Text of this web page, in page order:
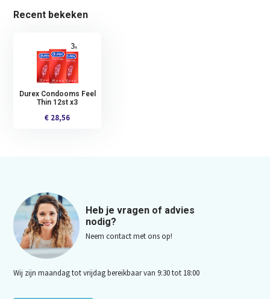
Recent bekeken
Durex Condooms Feel
Thin 12st x3
€ 28,56
Heb je vragen of advies
nodig?
Neem contact met ons op!
Wij zijn maandag tot vrijdag bereikbaar van 9:30 tot 18:00